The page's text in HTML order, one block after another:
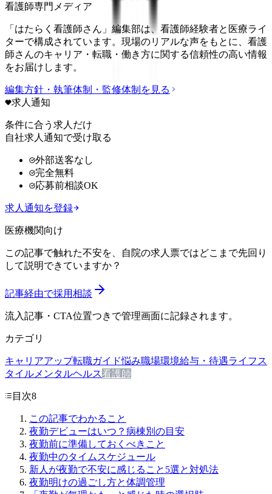
看護師専門メディア
「はたらく看護師さん」編集部は、看護師経験者と医療ライ
ターで構成されています。現場のリアルな声をもとに、看護
師さんのキャリア・転職・働き方に関する信頼性の高い情報
をお届けします。
編集方針・執筆体制・監修体制を見る
求人通知
条件に合う求人だけ
自社求人通知で受け取る
外部送客なし
完全無料
応募前相談OK
求人通知を登録
医療機関向け
この記事で触れた不安を、自院の求人票ではどこまで先回り
して説明できていますか？
記事経由で採用相談
流入記事・CTA位置つきで管理画面に記録されます。
カテゴリ
キャリアアップ転職ガイド悩み職場環境給与・待遇ライフス
タイル メンタルヘルス看護師
目次8
この記事でわかること
夜勤デビューはいつ？病棟別の目安
夜勤前に準備しておくべきこと
夜勤中のタイムスケジュール
新人が夜勤で不安に感じること5選と対処法
夜勤明けの過ごし方と体調管理